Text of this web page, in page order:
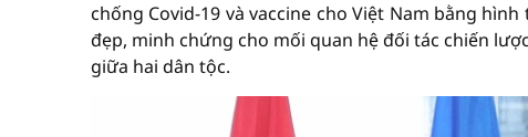
chống Covid-19 và vaccine cho Việt Nam bằng
đẹp, minh chứng cho mối quan hệ đối tác chiến
giữa hai dân tộc.